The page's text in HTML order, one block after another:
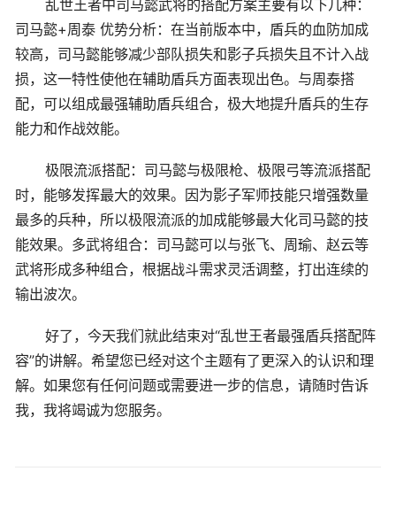
乱世王者中司马懿武将的搭配方案主要有以下几种：
司马懿+周泰 优势分析：在当前版本中，盾兵的血防加成
较高，司马懿能够减少部队损失和影子兵损失且不计入战
损，这一特性使他在辅助盾兵方面表现出色。与周泰搭
配，可以组成最强辅助盾兵组合，极大地提升盾兵的生存
能力和作战效能。
极限流派搭配：司马懿与极限枪、极限弓等流派搭配
时，能够发挥最大的效果。因为影子军师技能只增强数量
最多的兵种，所以极限流派的加成能够最大化司马懿的技
能效果。多武将组合：司马懿可以与张飞、周瑜、赵云等
武将形成多种组合，根据战斗需求灵活调整，打出连续的
输出波次。
好了，今天我们就此结束对“乱世王者最强盾兵搭配阵
容”的讲解。希望您已经对这个主题有了更深入的认识和理
解。如果您有任何问题或需要进一步的信息，请随时告诉
我，我将竭诚为您服务。